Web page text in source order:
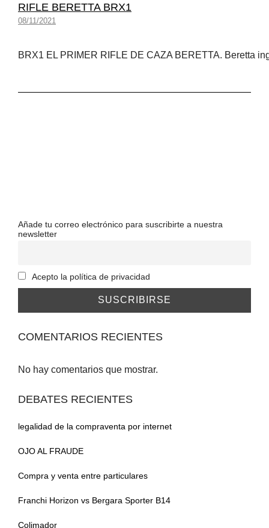
RIFLE BERETTA BRX1
08/11/2021
BRX1 EL PRIMER RIFLE DE CAZA BERETTA. Beretta
Añade tu correo electrónico para suscribirte a nuestra
newsletter
Acepto la política de privacidad
COMENTARIOS RECIENTES
No hay comentarios que mostrar.
DEBATES RECIENTES
legalidad de la compraventa por internet
OJO AL FRAUDE
Compra y venta entre particulares
Franchi Horizon vs Bergara Sporter B14
Colimador